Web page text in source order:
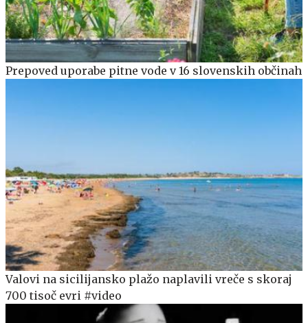
Prepoved uporabe pitne vode v 16 slovenskih občinah
Valovi na sicilijansko plažo naplavili vreče s skoraj
700 tisoč evri #video